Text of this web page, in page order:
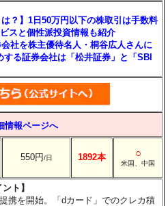
？】1日50万円以下の株取引は手数料
スと個性派投資情報も紹介
社を株主優待名人・桐谷広人さんに
る証券会社は「松井証券」と「SBI
情報ページへ
550円/日 1892本 ○
米国、中国
ト】
携を開始。「dカード」でのクレカ積